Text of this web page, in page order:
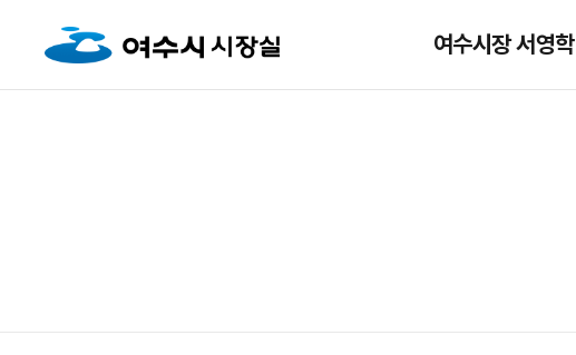
여수시장 서영학